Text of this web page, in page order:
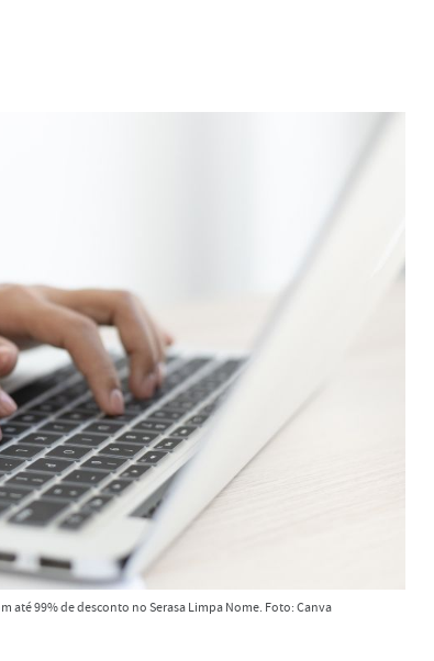
99% de desconto no Serasa Limpa Nome. Foto: Canva